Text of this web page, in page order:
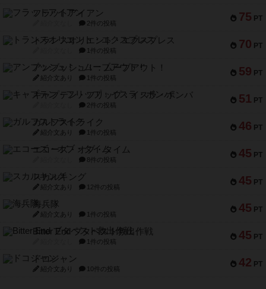
75 PT
フラットアイアン
2件の投稿
70 PT
トランスオリエント・エクスプレス
1件の投稿
59 PT
アンブッシュ！：ムーブアウト！
紹介文あり 1件の投稿
51 PT
キャプテン・フリップ：イスラ・ボンバ
2件の投稿
46 PT
ガルフストライク
紹介文あり 1件の投稿
45 PT
エコーズ・オブ・タイム
8件の投稿
45 PT
スカルキング
紹介文あり 12件の投稿
45 PT
海兵隊
紹介文あり 1件の投稿
45 PT
Bitter End ブタペスト救出作戦
1件の投稿
42 PT
ドコジャン
紹介文あり 10件の投稿